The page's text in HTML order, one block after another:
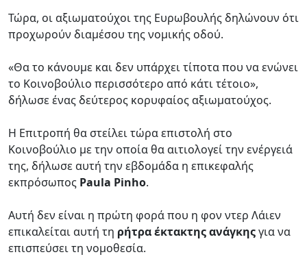
Τώρα, οι αξιωματούχοι της Ευρωβουλής δηλώνουν ότι
προχωρούν διαμέσου της νομικής οδού.
«Θα το κάνουμε και δεν υπάρχει τίποτα που να ενώνει
το Κοινοβούλιο περισσότερο από κάτι τέτοιο»,
δήλωσε ένας δεύτερος κορυφαίος αξιωματούχος.
Η Επιτροπή θα στείλει τώρα επιστολή στο
Κοινοβούλιο με την οποία θα αιτιολογεί την ενέργειά
της, δήλωσε αυτή την εβδομάδα η επικεφαλής
εκπρόσωπος Paula Pinho.
Αυτή δεν είναι η πρώτη φορά που η φον ντερ Λάιεν
επικαλείται αυτή τη ρήτρα έκτακτης ανάγκηςγια να
επισπεύσει τη νομοθεσία.